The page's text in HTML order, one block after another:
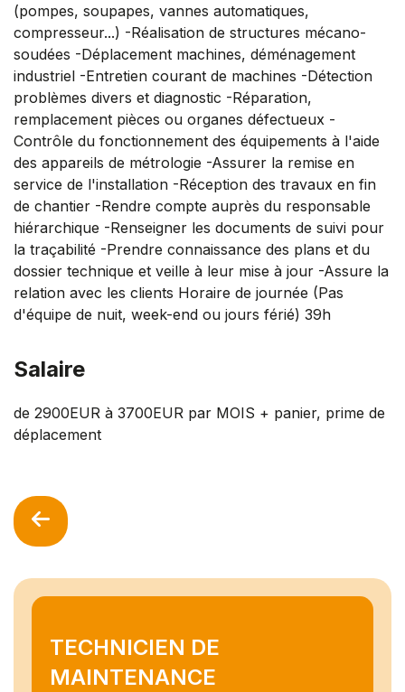
TECHNICIEN DE
MAINTENANCE
(pompes, soupapes, vannes automatiques,
compresseur...) -Réalisation de structures mécano-
soudées -Déplacement machines, déménagement
industriel -Entretien courant de machines -Détection
problèmes divers et diagnostic -Réparation,
remplacement pièces ou organes défectueux -
Contrôle du fonctionnement des équipements à l'aide
des appareils de métrologie -Assurer la remise en
service de l'installation -Réception des travaux en fin
de chantier -Rendre compte auprès du responsable
hiérarchique -Renseigner les documents de suivi pour
la traçabilité -Prendre connaissance des plans et du
dossier technique et veille à leur mise à jour -Assure la
relation avec les clients Horaire de journée (Pas
d'équipe de nuit, week-end ou jours férié) 39h
Salaire
de 2900EUR à 3700EUR par MOIS + panier, prime de
déplacement